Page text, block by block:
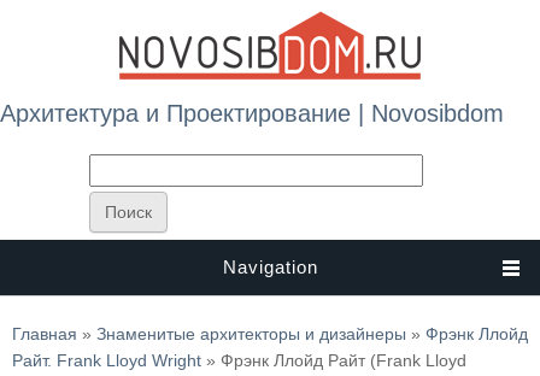
Архитектура и Проектирование | Novosibdom
Navigation
Вы здесь
Главная » Знаменитые архитекторы и дизайнеры » Фрэнк Ллойд
Райт. Frank Lloyd Wright » Фрэнк Ллойд Райт (Frank Lloyd